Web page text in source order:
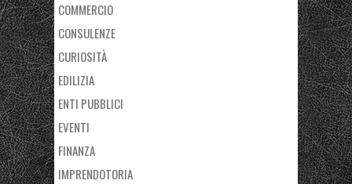
COMMERCIO
CONSULENZE
CURIOSITÀ
EDILIZIA
ENTI PUBBLICI
EVENTI
FINANZA
IMPRENDOTORIA